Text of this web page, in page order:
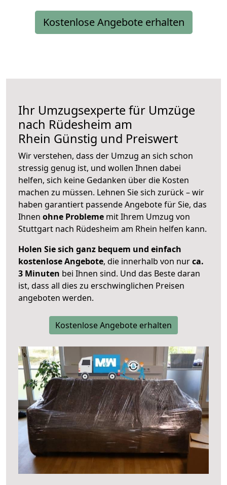
Kostenlose Angebote erhalten
Ihr Umzugsexperte für Umzüge
nach Rüdesheim am
Rhein Günstig und Preiswert
Wir verstehen, dass der Umzug an sich schon
stressig genug ist, und wollen Ihnen dabei
helfen, sich keine Gedanken über die Kosten
machen zu müssen. Lehnen Sie sich zurück – wir
haben garantiert passende Angebote für Sie, das
Ihnen ohne Probleme mit Ihrem Umzug von
Stuttgart nach Rüdesheim am Rhein helfen kann.
Holen Sie sich ganz bequem und einfach
kostenlose Angebote, die innerhalb von nurca.
3 Minuten bei Ihnen sind. Und das Beste daran
ist, dass all dies zu erschwinglichen Preisen
angeboten werden.
Kostenlose Angebote erhalten